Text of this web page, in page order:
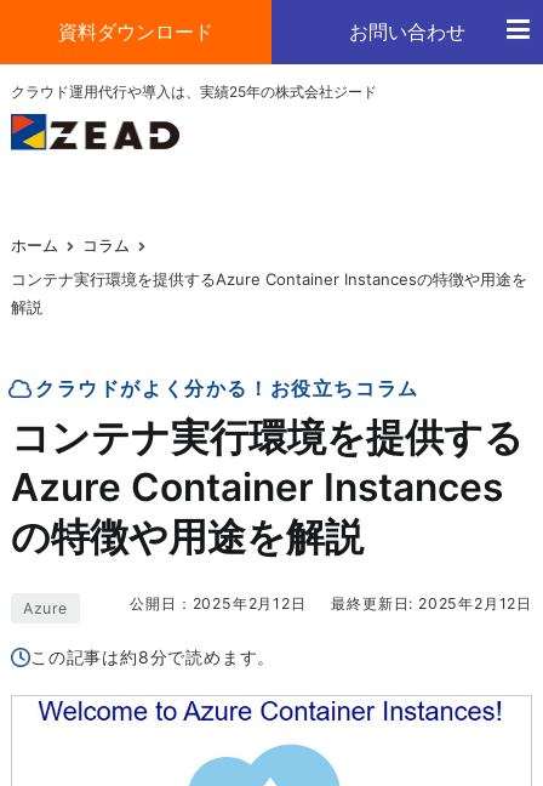
ン
ツ
ッ
プ
資料ダウンロード お問い合わせ
クラウド運用代行や導入は、実績25年の株式会社ジード
ジード
クラウドの運用や導入はお任せください
ホーム
コラム
コンテナ実行環境を提供するAzure Container Instancesの特徴や用途を
解説
クラウドがよく分かる！お役立ちコラム
コンテナ実行環境を提供する
Azure Container Instances
の特徴や用途を解説
Azure 公開日：2025年2月12日 最終更新日: 2025年2月12日
この記事は約8分で読めます。